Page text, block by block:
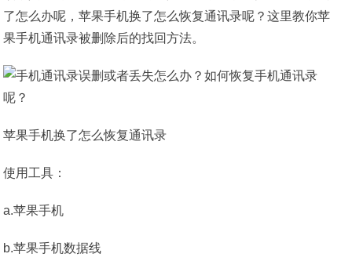
了怎么办呢，苹果手机换了怎么恢复通讯录呢？这里教你苹
果手机通讯录被删除后的找回方法。
苹果手机换了怎么恢复通讯录
使用工具：
a.苹果手机
b.苹果手机数据线